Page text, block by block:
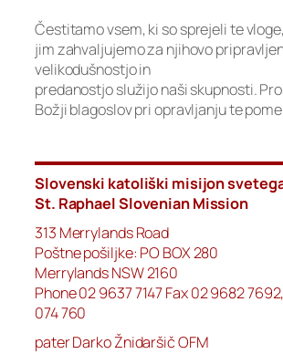
Čestitamo vsem, ki so sprejeli te
jim zahvaljujemo za njihovo
velikodušnostjo in
predanostjo služijo naši skupnosti.
Božji blagoslov pri opravljanju te
Slovenski katoliški misijon
St. Raphael Slovenian Mission
313 Merrylands Road
Poštne pošiljke: PO BOX 280
Merrylands NSW 2160
Phone 02 9637 7147 Fax 02 9682
074 760
pater Darko Žnidaršič OFM